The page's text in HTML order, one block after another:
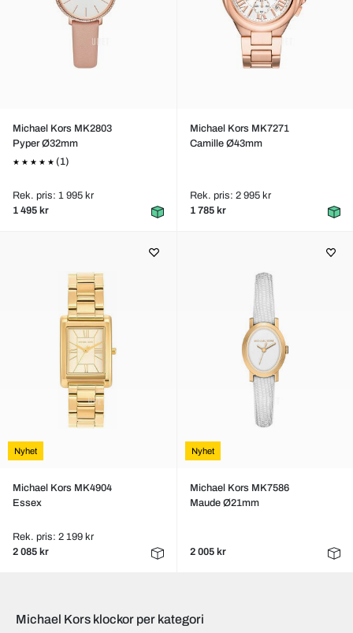
Michael Kors MK2803
Pyper Ø32mm
(1)
Rek. pris: 1 995 kr
1 495 kr
Michael Kors MK7271
Camille Ø43mm
Rek. pris: 2 995 kr
1 785 kr
Nyhet
Michael Kors MK4904
Essex
Rek. pris: 2 199 kr
2 085 kr
Nyhet
Michael Kors MK7586
Maude Ø21mm
2 005 kr
Michael Kors klockor per kategori